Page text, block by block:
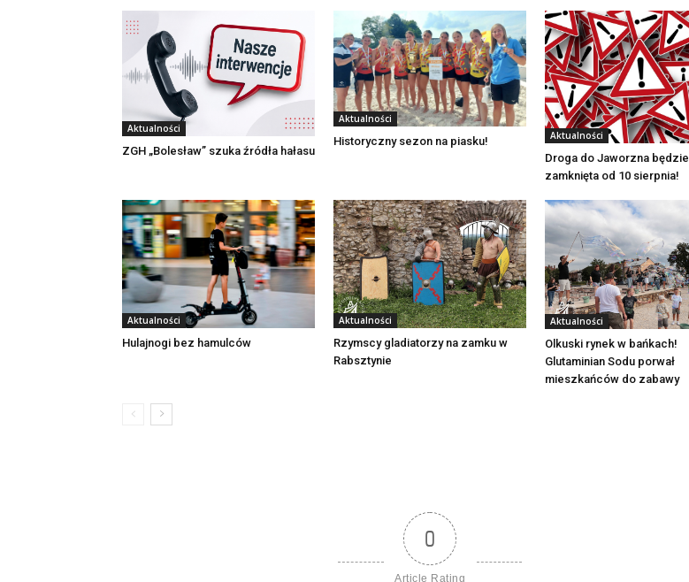
Aktualności
ZGH „Bolesław” szuka źródła hałasu
Aktualności
Historyczny sezon na piasku! Aktualności
Droga do Jaworzna będzie
zamknięta od 10 sierpnia!
Aktualności
Hulajnogi bez hamulców
Aktualności
Rzymscy gladiatorzy na zamku w
Rabsztynie
Aktualności
Olkuski rynek w bańkach!
Glutaminian Sodu porwał
mieszkańców do zabawy
0
Article Rating